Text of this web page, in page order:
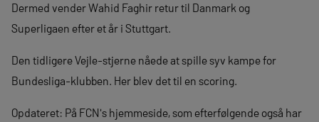
Dermed vender Wahid Faghir retur til Danmark og
Superligaen efter et år i Stuttgart.
Den tidligere Vejle-stjerne nåede at spille syv kampe for
Bundesliga-klubben. Her blev det til en scoring.
Opdateret: På FCN's hjemmeside, som efterfølgende også har